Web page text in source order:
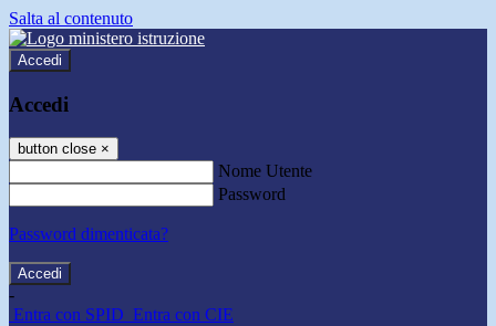
Salta al contenuto
Accedi
Accedi
button close ×
Nome Utente
Password
Password dimenticata?
-
Entra con SPID Entra con CIE